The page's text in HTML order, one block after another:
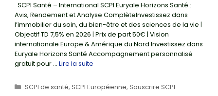
SCPI Santé – International SCPI Euryale Horizons Santé :
Avis, Rendement et Analyse ComplèteInvestissez dans
l’immobilier du soin, du bien-être et des sciences de la vie |
Objectif TD 7,5% en 2026 | Prix de part 50€ | Vision
internationale Europe & Amérique du Nord Investissez dans
Euryale Horizons Santé Accompagnement personnalisé
gratuit pour … Lire la suite
Catégories
SCPI de santé, SCPI Européenne, Souscrire SCPI